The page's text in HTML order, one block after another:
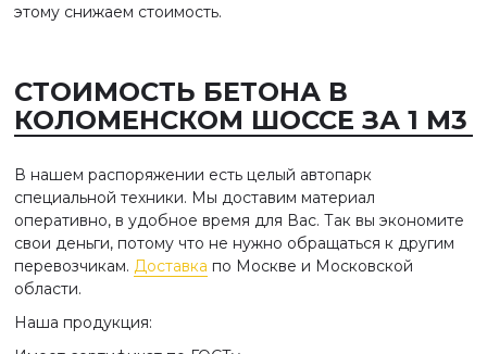
этому снижаем стоимость.
СТОИМОСТЬ БЕТОНА В
КОЛОМЕНСКОМ ШОССЕ ЗА 1 М3
В нашем распоряжении есть целый автопарк
специальной техники. Мы доставим материал
оперативно, в удобное время для Вас. Так вы экономите
свои деньги, потому что не нужно обращаться к другим
перевозчикам. Доставка по Москве и Московской
области.
Наша продукция: